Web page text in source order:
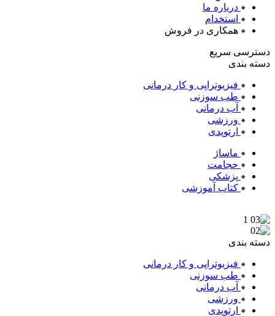
درباره ما
استخدام
همکاری در فروش
دسترسی سریع
دسته بندی
فیزیوتراپی و کار درمانی
طب سوزنی
آب درمانی
ورزشی
ارتوپدی
ماساژ
حجامت
پزشکی
کتاب آموزشی
دسته بندی
فیزیوتراپی و کار درمانی
طب سوزنی
آب درمانی
ورزشی
ارتوپدی